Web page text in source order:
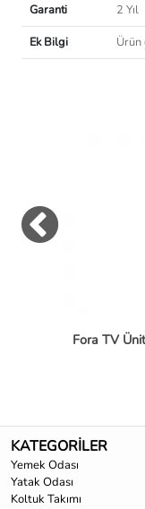
Garanti
2 Yıl
Ek Bilgi
Ürün
Fora TV
KATEGORİLER
Yemek Odası
Yatak Odası
Koltuk Takımı